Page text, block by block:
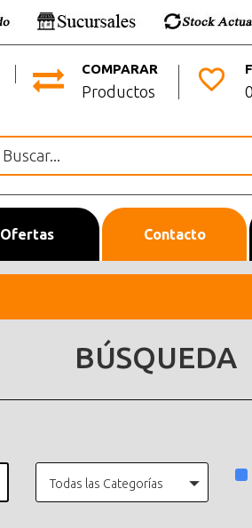
COMPARAR
Productos
Ofertas Contacto
BÚSQUEDA
Todas las Categorías